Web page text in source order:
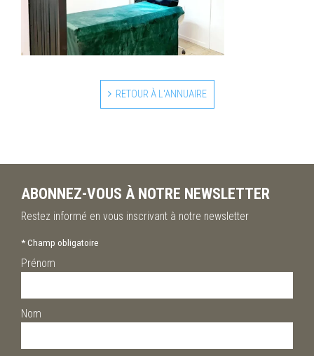
RETOUR À L'ANNUAIRE
ABONNEZ-VOUS À NOTRE NEWSLETTER
Restez informé en vous inscrivant à notre newsletter
*Champ obligatoire
Prénom
Nom